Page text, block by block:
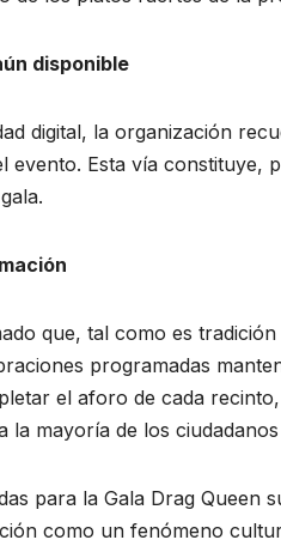
disponible
digital, la organización
evento. Esta vía
que, tal como es
programadas
el aforo de cada
mayoría de los
para la Gala Drag Queen
como un fenómeno